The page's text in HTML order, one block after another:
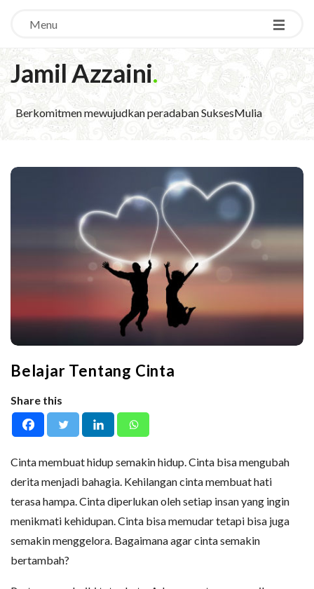
Menu
Jamil Azzaini.
Berkomitmen mewujudkan peradaban SuksesMulia
Belajar Tentang Cinta
Share this
Cinta membuat hidup semakin hidup. Cinta bisa mengubah
derita menjadi bahagia. Kehilangan cinta membuat hati
terasa hampa. Cinta diperlukan oleh setiap insan yang ingin
menikmati kehidupan. Cinta bisa memudar tetapi bisa juga
semakin menggelora. Bagaimana agar cinta semakin
bertambah?